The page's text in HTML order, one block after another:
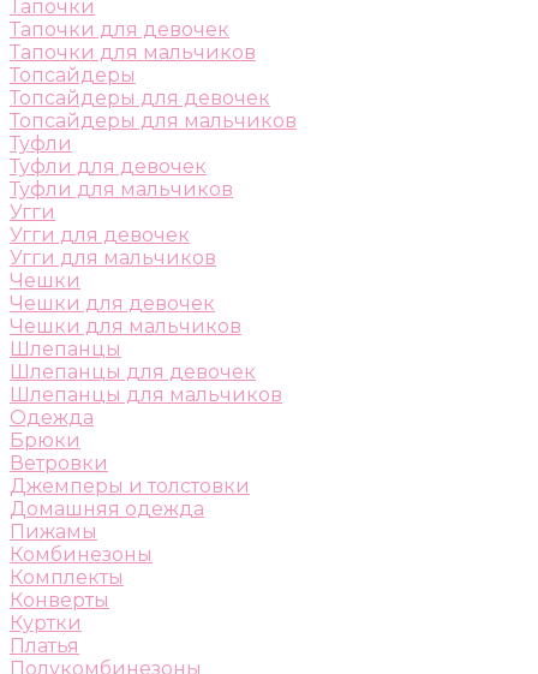
Тапочки
Тапочки для девочек
Тапочки для мальчиков
Топсайдеры
Топсайдеры для девочек
Топсайдеры для мальчиков
Туфли
Туфли для девочек
Туфли для мальчиков
Угги
Угги для девочек
Угги для мальчиков
Чешки
Чешки для девочек
Чешки для мальчиков
Шлепанцы
Шлепанцы для девочек
Шлепанцы для мальчиков
Одежда
Брюки
Ветровки
Джемперы и толстовки
Домашняя одежда
Пижамы
Комбинезоны
Комплекты
Конверты
Куртки
Платья
Полукомбинезоны